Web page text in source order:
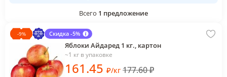
Всего 1 предложение
-9% Скидка -5%
Яблоки Айдаред 1 кг., картон
~1 кг в упаковке
161.45 ₽/кг 177.60₽